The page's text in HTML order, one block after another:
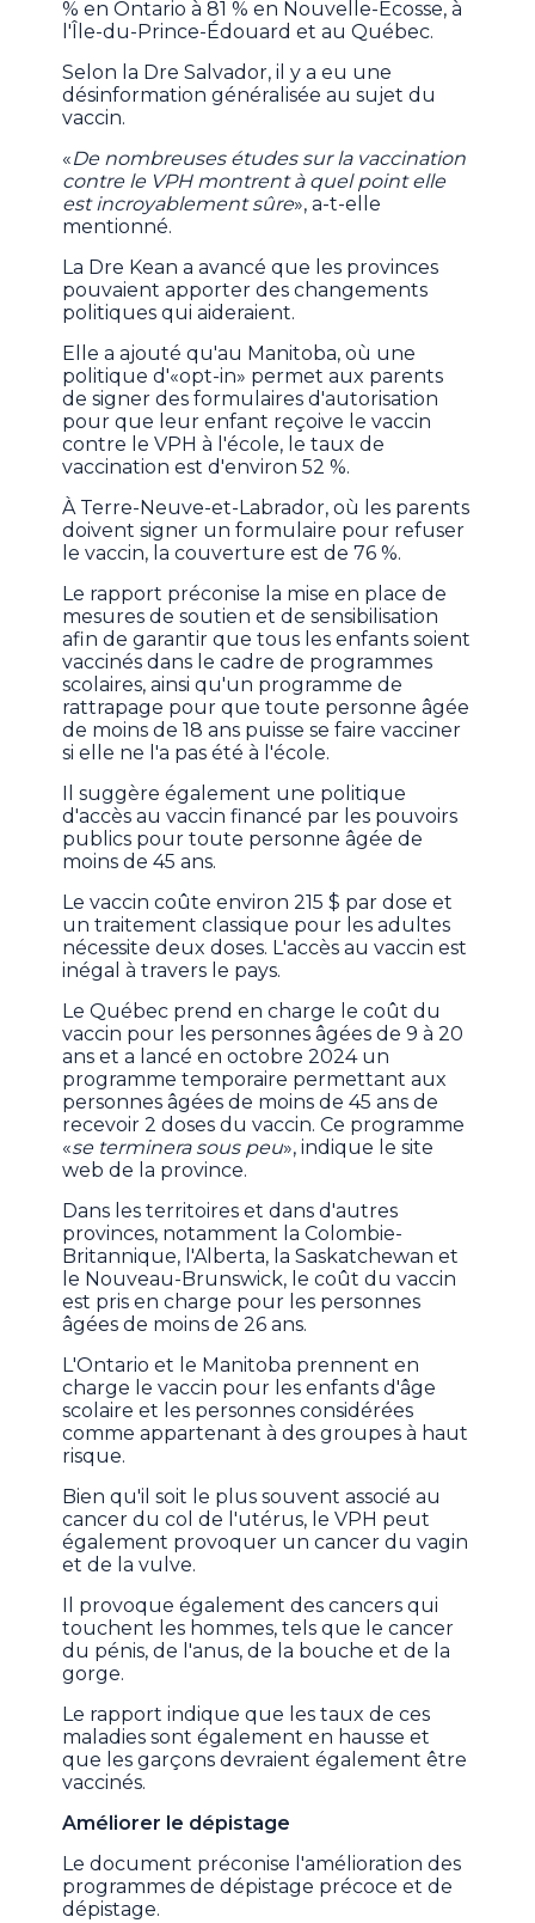
% en Ontario à 81 % en Nouvelle-Écosse, à
l'Île-du-Prince-Édouard et au Québec.
Selon la Dre Salvador, il y a eu une
désinformation généralisée au sujet du
vaccin.
«De nombreuses études sur la vaccination
contre le VPH montrent à quel point elle
est incroyablement sûre», a-t-elle
mentionné.
La Dre Kean a avancé que les provinces
pouvaient apporter des changements
politiques qui aideraient.
Elle a ajouté qu'au Manitoba, où une
politique d'«opt-in» permet aux parents
de signer des formulaires d'autorisation
pour que leur enfant reçoive le vaccin
contre le VPH à l'école, le taux de
vaccination est d'environ 52 %.
À Terre-Neuve-et-Labrador, où les parents
doivent signer un formulaire pour refuser
le vaccin, la couverture est de 76 %.
Le rapport préconise la mise en place de
mesures de soutien et de sensibilisation
afin de garantir que tous les enfants soient
vaccinés dans le cadre de programmes
scolaires, ainsi qu'un programme de
rattrapage pour que toute personne âgée
de moins de 18 ans puisse se faire vacciner
si elle ne l'a pas été à l'école.
Il suggère également une politique
d'accès au vaccin financé par les pouvoirs
publics pour toute personne âgée de
moins de 45 ans.
Le vaccin coûte environ 215 $ par dose et
un traitement classique pour les adultes
nécessite deux doses. L'accès au vaccin est
inégal à travers le pays.
Le Québec prend en charge le coût du
vaccin pour les personnes âgées de 9 à 20
ans et a lancé en octobre 2024 un
programme temporaire permettant aux
personnes âgées de moins de 45 ans de
recevoir 2 doses du vaccin. Ce programme
«se terminera sous peu», indique le site
web de la province.
Dans les territoires et dans d'autres
provinces, notamment la Colombie-
Britannique, l'Alberta, la Saskatchewan et
le Nouveau-Brunswick, le coût du vaccin
est pris en charge pour les personnes
âgées de moins de 26 ans.
L'Ontario et le Manitoba prennent en
charge le vaccin pour les enfants d'âge
scolaire et les personnes considérées
comme appartenant à des groupes à haut
risque.
Bien qu'il soit le plus souvent associé au
cancer du col de l'utérus, le VPH peut
également provoquer un cancer du vagin
et de la vulve.
Il provoque également des cancers qui
touchent les hommes, tels que le cancer
du pénis, de l'anus, de la bouche et de la
gorge.
Le rapport indique que les taux de ces
maladies sont également en hausse et
que les garçons devraient également être
vaccinés.
Améliorer le dépistage
Le document préconise l'amélioration des
programmes de dépistage précoce et de
dépistage.